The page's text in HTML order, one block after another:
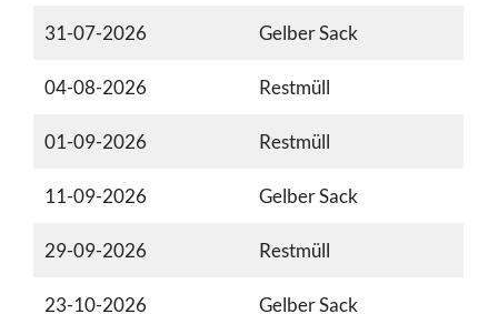
31-07-2026 Gelber Sack
04-08-2026 Restmüll
01-09-2026 Restmüll
11-09-2026 Gelber Sack
29-09-2026 Restmüll
23-10-2026 Gelber Sack